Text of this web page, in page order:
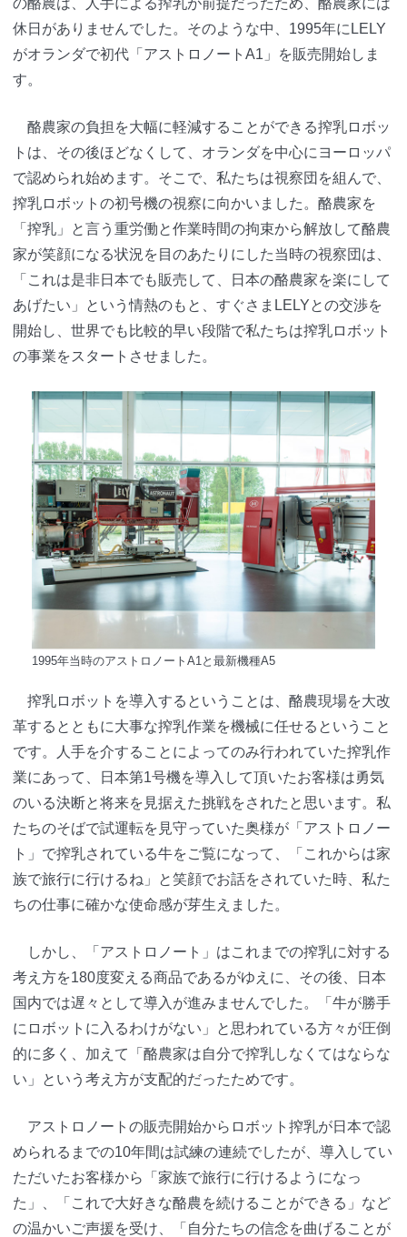
の酪農は、人手による搾乳が前提だったため、酪農家には
休日がありませんでした。そのような中、1995年にLELY
がオランダで初代「アストロノートA1」を販売開始しま
す。
酪農家の負担を大幅に軽減することができる搾乳ロボッ
トは、その後ほどなくして、オランダを中心にヨーロッパ
で認められ始めます。そこで、私たちは視察団を組んで、
搾乳ロボットの初号機の視察に向かいました。酪農家を
「搾乳」と言う重労働と作業時間の拘束から解放して酪農
家が笑顔になる状況を目のあたりにした当時の視察団は、
「これは是非日本でも販売して、日本の酪農家を楽にして
あげたい」という情熱のもと、すぐさまLELYとの交渉を
開始し、世界でも比較的早い段階で私たちは搾乳ロボット
の事業をスタートさせました。
1995年当時のアストロノートA1と最新機種A5
搾乳ロボットを導入するということは、酪農現場を大改
革するとともに大事な搾乳作業を機械に任せるということ
です。人手を介することによってのみ行われていた搾乳作
業にあって、日本第1号機を導入して頂いたお客様は勇気
のいる決断と将来を見据えた挑戦をされたと思います。私
たちのそばで試運転を見守っていた奥様が「アストロノー
ト」で搾乳されている牛をご覧になって、「これからは家
族で旅行に行けるね」と笑顔でお話をされていた時、私た
ちの仕事に確かな使命感が芽生えました。
しかし、「アストロノート」はこれまでの搾乳に対する
考え方を180度変える商品であるがゆえに、その後、日本
国内では遅々として導入が進みませんでした。「牛が勝手
にロボットに入るわけがない」と思われている方々が圧倒
的に多く、加えて「酪農家は自分で搾乳しなくてはならな
い」という考え方が支配的だったためです。
アストロノートの販売開始からロボット搾乳が日本で認
められるまでの10年間は試練の連続でしたが、導入してい
ただいたお客様から「家族で旅行に行けるようになっ
た」、「これで大好きな酪農を続けることができる」など
の温かいご声援を受け、「自分たちの信念を曲げることが